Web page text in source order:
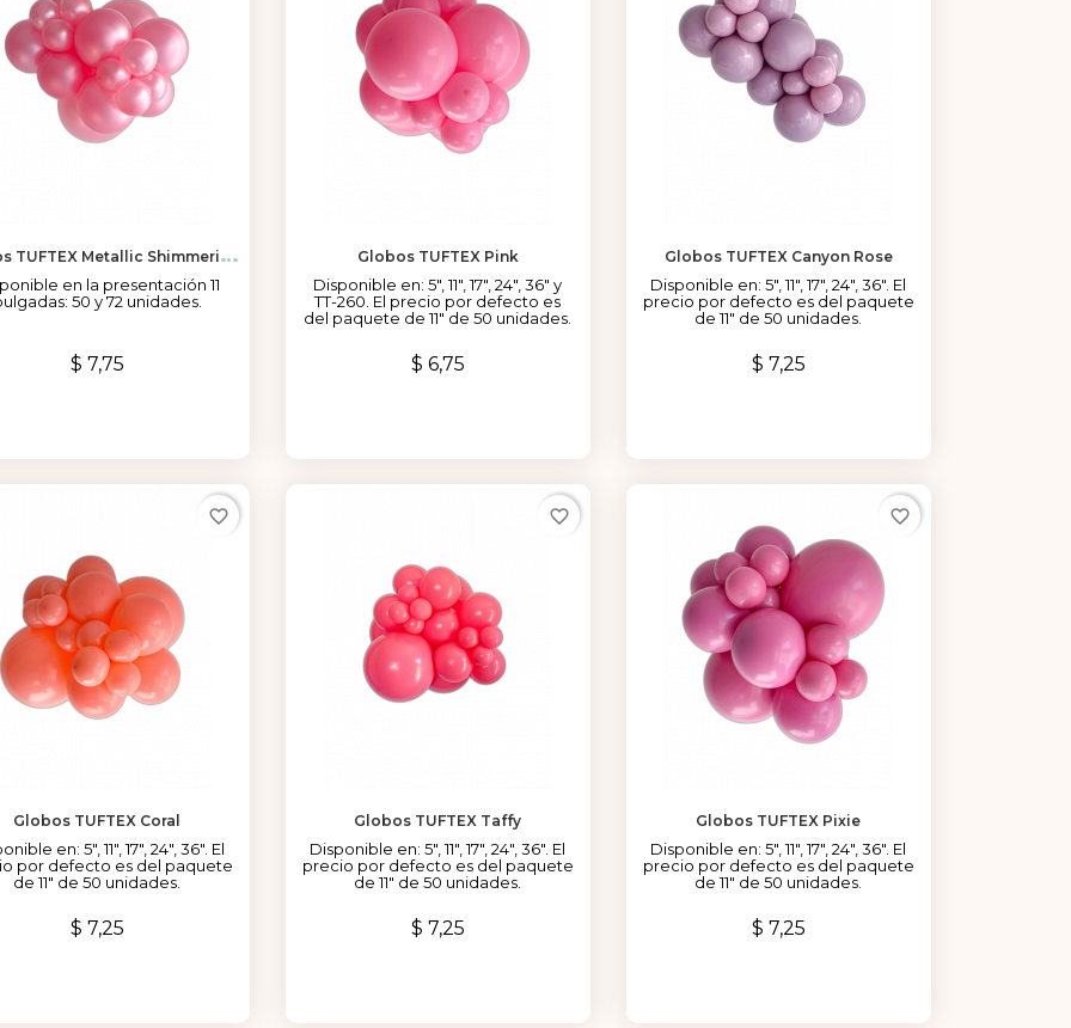
G
Lobos TUFTEX Metallic Shimmering Pink
en la presentación 11
50 y 72 unidades.
Precio
$ 7,75
Globos TUFTEX Pink
Disponible en: 5", 11", 17", 24", 36" y
TT-260. El precio por defecto es
del paquete de 11" de 50 unidades.
Precio
$ 6,75
Globos TUFTEX Canyon Rose
Disponible en: 5", 11", 17", 24", 36". El
precio por defecto es del paquete
de 11" de 50 unidades.
Precio
$ 7,25
Globos TUFTEX Coral
en: 5", 11", 17", 24", 36". El
por defecto es del paquete
de 11" de 50 unidades.
Precio
$ 7,25
favorite_border
Globos TUFTEX Taffy
Disponible en: 5", 11", 17", 24", 36". El
precio por defecto es del paquete
de 11" de 50 unidades.
Precio
$ 7,25
favorite_border
Globos TUFTEX Pixie
Disponible en: 5", 11", 17", 24", 36". El
precio por defecto es del paquete
de 11" de 50 unidades.
Precio
$ 7,25
favorite_border